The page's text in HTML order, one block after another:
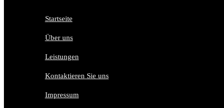
Startseite
Über uns
Leistungen
Kontaktieren Sie uns
Impressum